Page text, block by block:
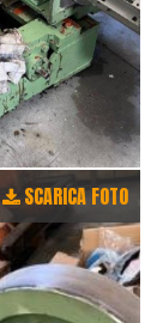
SCARICA FOTO